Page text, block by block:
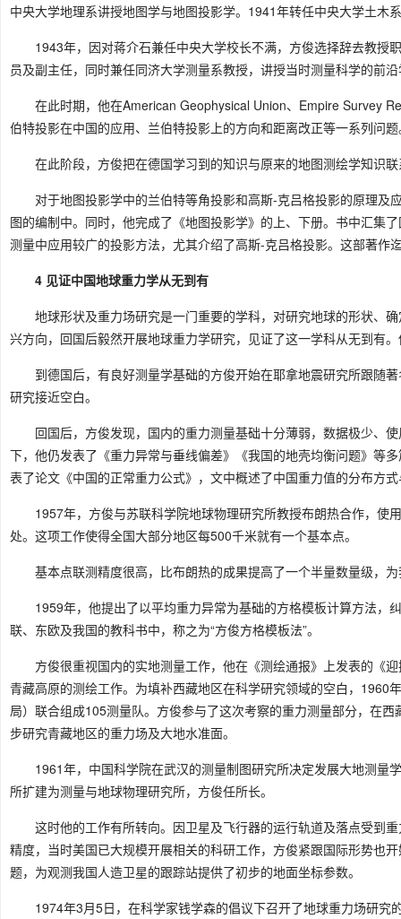
中央大学地理系讲授地图学与地图投影学。1941年转任中央大学土木
1943年，因对蒋介石兼任中央大学校长不满，方俊选择辞去教授
员及副主任，同时兼任同济大学测量系教授，讲授当时测量科学的
在此时期，他在American Geophysical Union、Empire Survey
伯特投影在中国的应用、兰伯特投影上的方向和距离改正等一系列问
在此阶段，方俊把在德国学习到的知识与原来的地图测绘学知识
对于地图投影学中的兰伯特等角投影和高斯-克吕格投影的原理
图的编制中。同时，他完成了《地图投影学》的上、下册。书中汇集
测量中应用较广的投影方法，尤其介绍了高斯-克吕格投影。这部著作
4 见证中国地球重力学从无到有
地球形状及重力场研究是一门重要的学科，对研究地球的形状、
兴方向，回国后毅然开展地球重力学研究，见证了这一学科从无到有
到德国后，有良好测量学基础的方俊开始在耶拿地震研究所跟随
研究接近空白。
回国后，方俊发现，国内的重力测量基础十分薄弱，数据极少、
下，他仍发表了《重力异常与垂线偏差》《我国的地壳均衡问题》等
表了论文《中国的正常重力公式》，文中概述了中国重力值的分布方
1957年，方俊与苏联科学院地球物理研究所教授布朗热合作，
处。这项工作使得全国大部分地区每500千米就有一个基本点。
基本点联测精度很高，比布朗热的成果提高了一个半量数量级，
1959年，他提出了以平均重力异常为基础的方格模板计算方法，
联、东欧及我国的教科书中，称之为“方俊方格模板法”。
方俊很重视国内的实地测量工作，他在《测绘通报》上发表的《
青藏高原的测绘工作。为填补西藏地区在科学研究领域的空白，
局）联合组成105测量队。方俊参与了这次考察的重力测量部分，在
步研究青藏地区的重力场及大地水准面。
1961年，中国科学院在武汉的测量制图研究所决定发展大地测量
所扩建为测量与地球物理研究所，方俊任所长。
这时他的工作有所转向。因卫星及飞行器的运行轨道及落点受到
精度，当时美国已大规模开展相关的科研工作，方俊紧跟国际形势也
题，为观测我国人造卫星的跟踪站提供了初步的地面坐标参数。
1974年3月5日，在科学家钱学森的倡议下召开了地球重力场研究